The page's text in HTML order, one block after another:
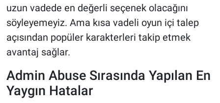
uzun vadede en değerli seçenek olacağını
söyleyemeyiz. Ama kısa vadeli oyun içi talep
açısından popüler karakterleri takip etmek
avantaj sağlar.
Admin Abuse Sırasında Yapılan En
Yaygın Hatalar